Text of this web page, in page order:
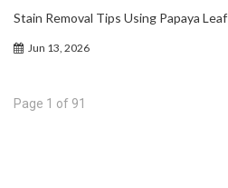
Stain Removal Tips Using Papaya Leaf
Jun 13, 2026
Page 1 of 91